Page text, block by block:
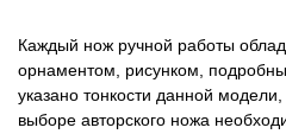
Каждый нож ручной работы
орнаментом, рисунком,
указано тонкости данной
выборе авторского ножа